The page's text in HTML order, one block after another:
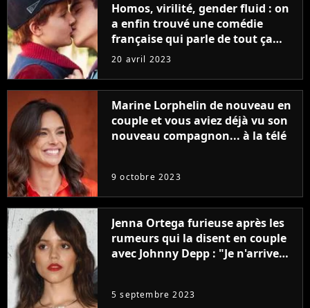
Homos, virilité, gender fluid : on
a enfin trouvé une comédie
française qui parle de tout ça
sans être super ringarde
20 avril 2023
Marine Lorphelin de nouveau en
couple et vous aviez déjà vu son
nouveau compagnon... à la télé
9 octobre 2023
Jenna Ortega furieuse après les
rumeurs qui la disent en couple
avec Johnny Depp : "Je n'arrive
5 septembre 2023